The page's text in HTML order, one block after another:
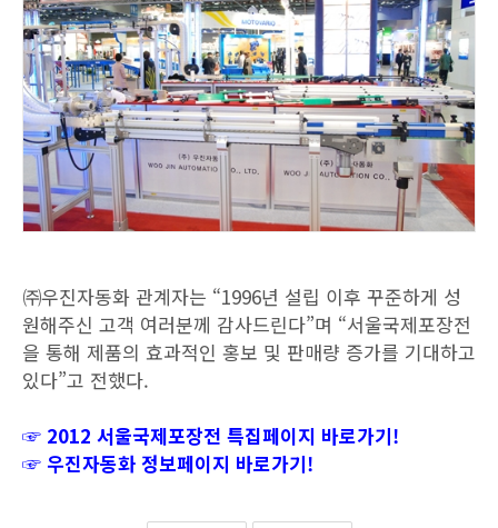
㈜우진자동화 관계자는 “1996년 설립 이후 꾸준하게 성
원해주신 고객 여러분께 감사드린다”며 “서울국제포장전
을 통해 제품의 효과적인 홍보 및 판매량 증가를 기대하고
있다”고 전했다.
☞ 2012 서울국제포장전 특집페이지 바로가기!
☞ 우진자동화 정보페이지 바로가기!